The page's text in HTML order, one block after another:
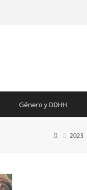
Género y DDHH
2023